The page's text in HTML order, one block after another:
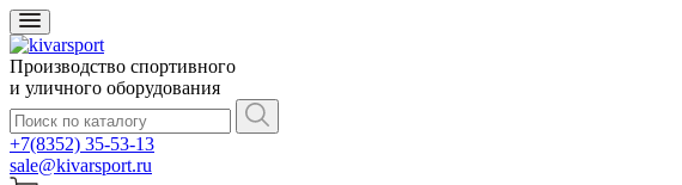
Производство спортивного
и уличного оборудования
+7(8352) 35-53-13
sale@kivarsport.ru